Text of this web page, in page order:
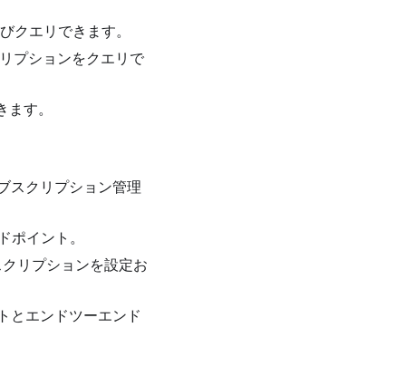
クエリできます。
プションをクエリで
す。
スクリプション管理
ポイント。
リプションを設定お
とエンドツーエンド